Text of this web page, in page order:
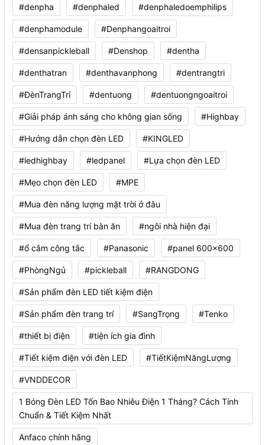
#denpha #denphaled #denphaledoemphilips
#denphamodule #Denphangoaitroi
#densanpickleball #Denshop #dentha
#denthatran #denthavanphong #dentrangtri
#ĐènTrangTrí #dentuong #dentuongngoaitroi
#Giải pháp ánh sáng cho không gian sống #Highbay
#Hướng dẫn chọn đèn LED #KINGLED
#ledhighbay #ledpanel #Lựa chọn đèn LED
#Mẹo chọn đèn LED #MPE
#Mua đèn năng lượng mặt trời ở đâu
#Mua đèn trang trí bàn ăn #ngôi nhà hiện đại
#ổ cắm công tắc #Panasonic #panel 600x600
#PhòngNgủ #pickleball #RANGDONG
#Sản phẩm đèn LED tiết kiệm điện
#Sản phẩm đèn trang trí #SangTrọng #Tenko
#thiết bị điện #tiện ích gia đình
#Tiết kiệm điện với đèn LED #TiếtKiệmNăngLượng
#VNDDECOR
1 Bóng Đèn LED Tốn Bao Nhiêu Điện 1 Tháng? Cách Tính
Chuẩn & Tiết Kiệm Nhất
Anfaco chính hãng